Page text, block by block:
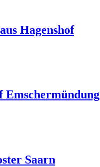
Hagenshof
Emschermündung
Saarn